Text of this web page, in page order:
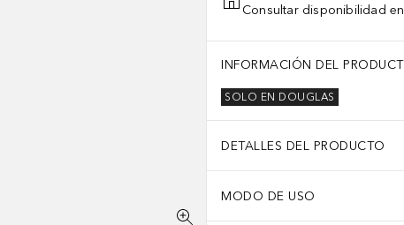
Consultar disponibilidad
INFORMACIÓN DEL
SOLO EN DOUGLAS
DETALLES DEL PRODUCTO
MODO DE USO